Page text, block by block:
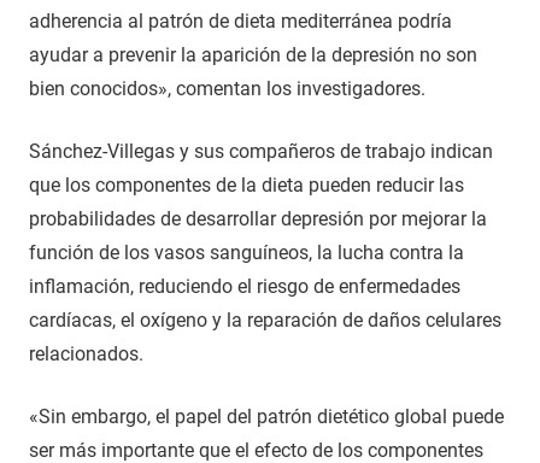
adherencia al patrón de dieta mediterránea podría
ayudar a prevenir la aparición de la depresión no son
bien conocidos», comentan los investigadores.
Sánchez-Villegas y sus compañeros de trabajo indican
que los componentes de la dieta pueden reducir las
probabilidades de desarrollar depresión por mejorar la
función de los vasos sanguíneos, la lucha contra la
inflamación, reduciendo el riesgo de enfermedades
cardíacas, el oxígeno y la reparación de daños celulares
relacionados.
«Sin embargo, el papel del patrón dietético global puede
ser más importante que el efecto de los componentes